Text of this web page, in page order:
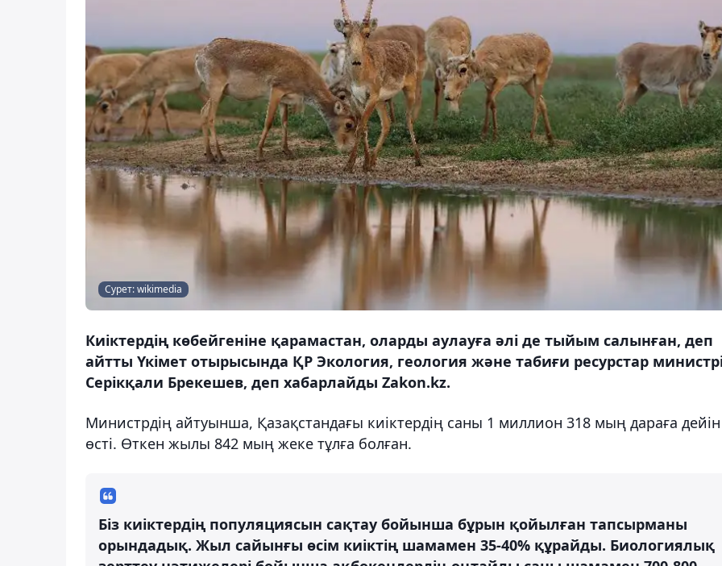
Сурет: wikimedia
Киіктердің көбейгеніне қарамастан, оларды аулауға әлі де тыйым салынған, деп
айтты Үкімет отырысында ҚР Экология, геология және табиғи ресурстар
Серікқали Брекешев, деп хабарлайды Zakon.kz.
Министрдің айтуынша, Қазақстандағы киіктердің саны 1 миллион 318 мың дараға дейін
өсті. Өткен жылы 842 мың жеке тұлға болған.
Біз киіктердің популяциясын сақтау бойынша бұрын қойылған тапсырманы
орындадық. Жыл сайынғы өсім киіктің шамамен 35-40% құрайды. Биологиялық